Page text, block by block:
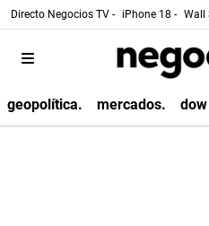
Directo Negocios TV - iPhone 18 - Wall
geopolítica. mercados.